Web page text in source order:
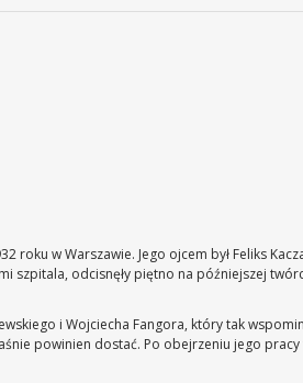
roku w Warszawie. Jego ojcem był Feliks
szpitala, odcisnęły piętno na późniejszej
i Wojciecha Fangora, który tak
powinien dostać. Po obejrzeniu jego pracy